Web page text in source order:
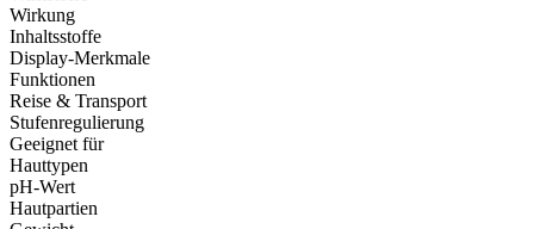
Wirkung
Inhaltsstoffe
Display-Merkmale
Funktionen
Reise & Transport
Stufenregulierung
Geeignet für
Hauttypen
pH-Wert
Hautpartien